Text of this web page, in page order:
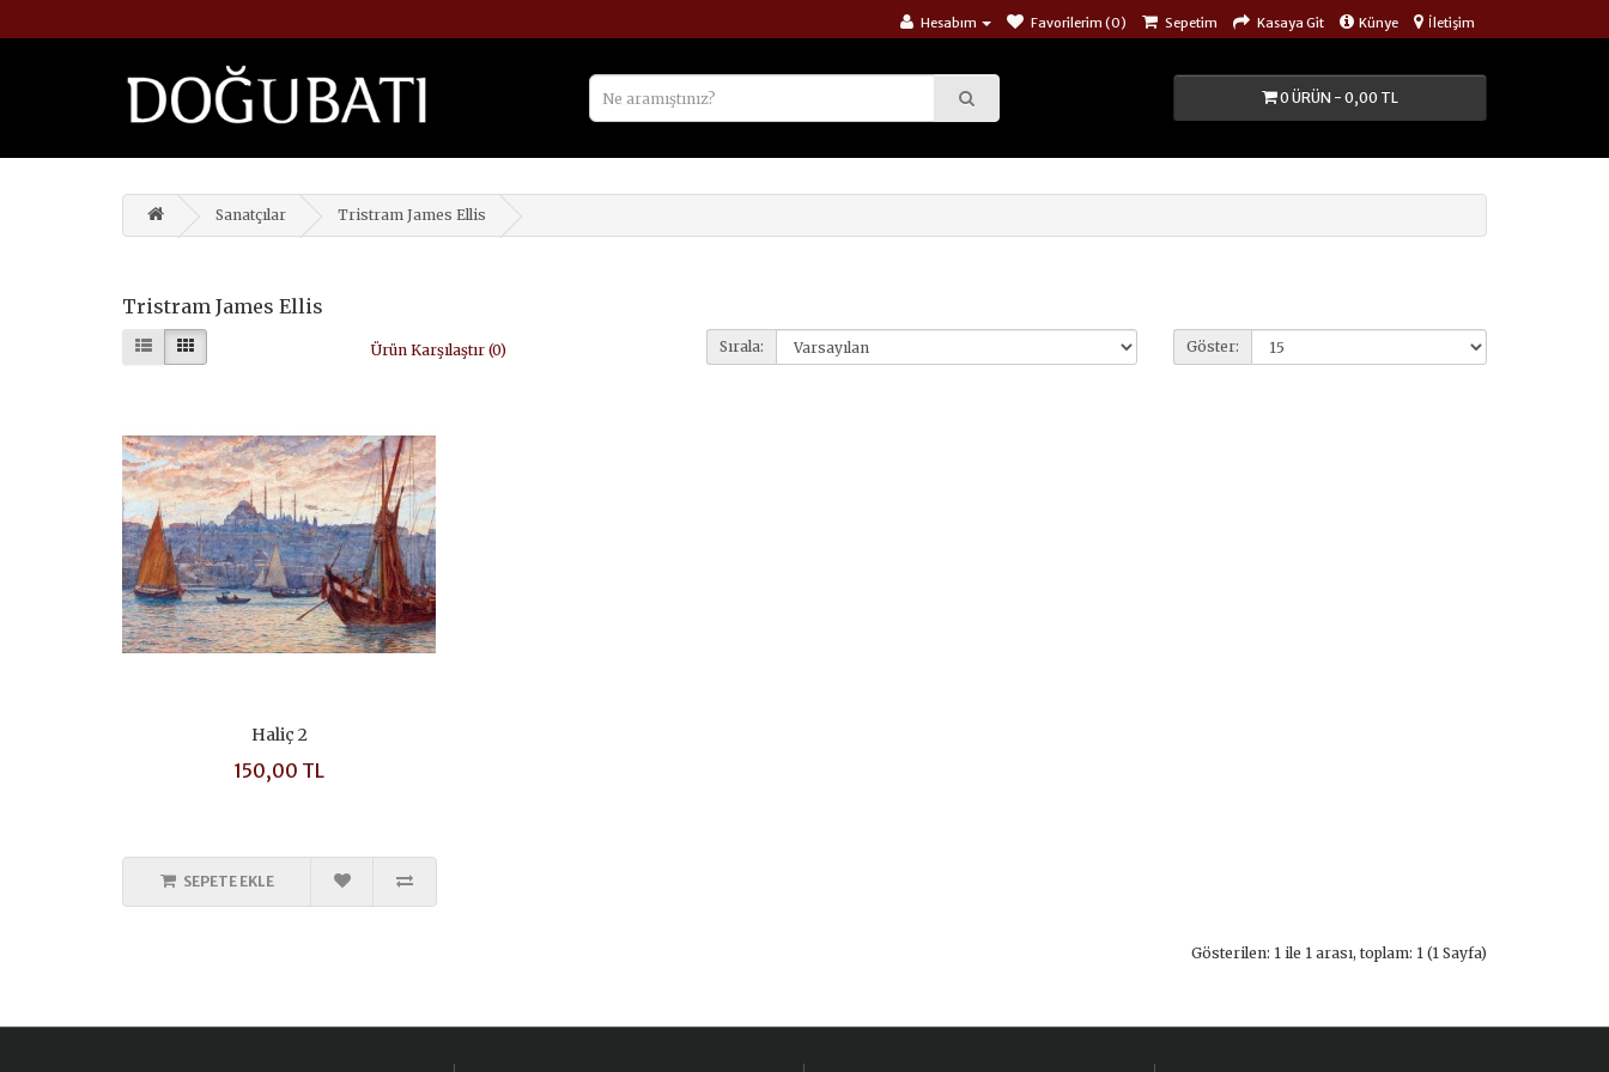
Hesabım Favorilerim (0) Sepetim Kasaya Git Künye İletişim
0 ÜRÜN - 0,00 TL
Sanatçılar Tristram James Ellis
Tristram James Ellis
Ürün Karşılaştır (0) Sırala: Göster:
Haliç 2
150,00 TL
SEPETE EKLE
Gösterilen: 1 ile 1 arası, toplam: 1 (1 Sayfa)